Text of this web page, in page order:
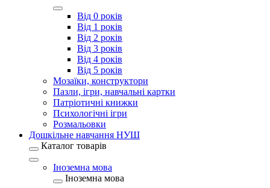
Від 0 років
Від 1 років
Від 2 років
Від 3 років
Від 4 років
Від 5 років
Мозаїки, конструктори
Пазли, ігри, навчальні картки
Патріотичні книжки
Психологічні ігри
Розмальовки
Дошкільне навчання НУШ
Каталог товарів
Іноземна мова
Іноземна мова